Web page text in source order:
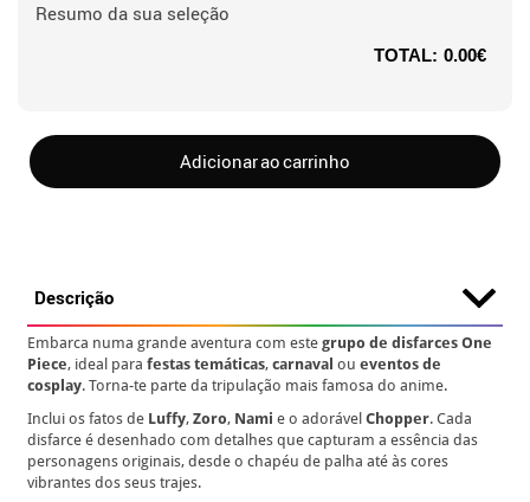
Resumo da sua seleção
TOTAL: 0.00€
Adicionar ao carrinho
Descrição
Embarca numa grande aventura com estegrupo de disfarces One
Piece, ideal parafestas temáticas,carnaval oueventos de
cosplay. Torna-te parte da tripulação mais famosa do anime.
Inclui os fatos de Luffy,Zoro, Nami e o adorávelChopper. Cada
disfarce é desenhado com detalhes que capturam a essência das
personagens originais, desde o chapéu de palha até às cores
vibrantes dos seus trajes.